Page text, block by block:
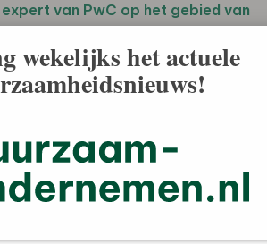
van PwC op het gebied van
dit baanbrekende pakket.
CSRD
Reporting Directive (CSRD)
is het uitstellen van de
fase. Deze verlenging biedt
in focus met zich mee,’ legt
op grote ondernemingen – met
wekelijks het actuele